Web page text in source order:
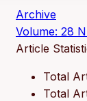
Archive
Volume: 28
Article
Total
Total